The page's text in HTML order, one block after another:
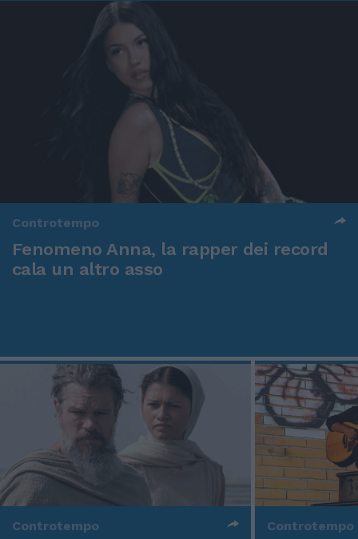
Controtempo
Fenomeno Anna, la rapper dei record
cala un altro asso
Controtempo Controtempo